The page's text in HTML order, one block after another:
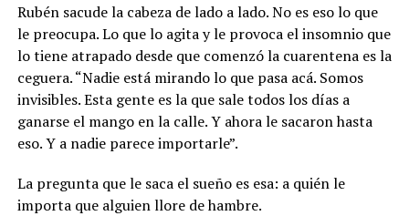
Rubén sacude la cabeza de lado a lado. No es eso lo que
le preocupa. Lo que lo agita y le provoca el insomnio que
lo tiene atrapado desde que comenzó la cuarentena es la
ceguera. “Nadie está mirando lo que pasa acá. Somos
invisibles. Esta gente es la que sale todos los días a
ganarse el mango en la calle. Y ahora le sacaron hasta
eso. Y a nadie parece importarle”.
La pregunta que le saca el sueño es esa: a quién le
importa que alguien llore de hambre.